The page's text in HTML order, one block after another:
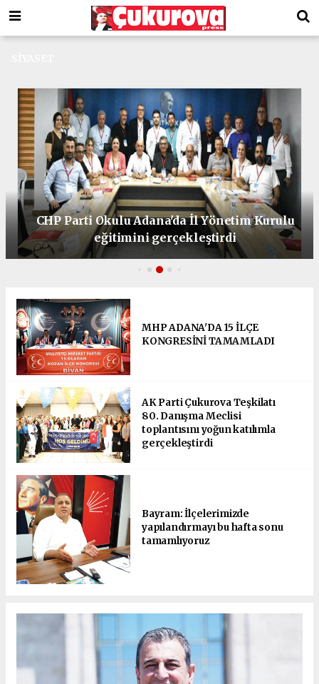
CHP Parti Okulu Adana'da İl Yönetim Kurulu
eğitimini gerçekleştirdi
MHP ADANA'DA 15 İLÇE
KONGRESİNİ TAMAMLADI
AK Parti Çukurova Teşkilatı
80. Danışma Meclisi
toplantısını yoğun katılımla
gerçekleştirdi
Bayram: İlçelerimizde
yapılandırmayı bu hafta sonu
tamamlıyoruz